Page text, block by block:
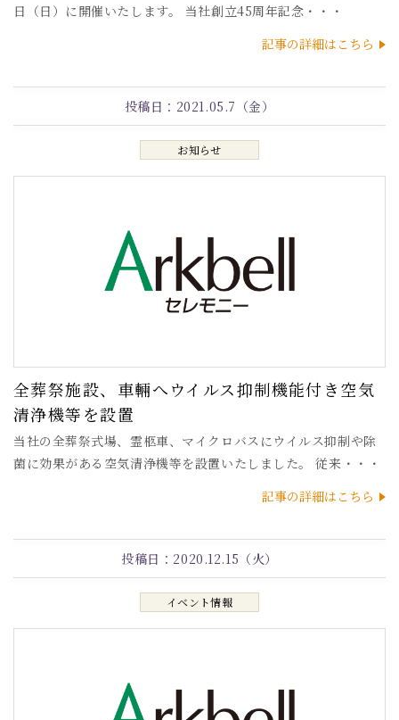
日（日）に開催いたします。 当社創立45周年記念・・・
記事の詳細はこちら
お知らせ
投稿日： 2021.05.7（金）
全葬祭施設、車輛へウイルス抑制機能付き空気
清浄機等を設置
当社の全葬祭式場、霊柩車、マイクロバスにウイルス抑制や除
菌に効果がある空気清浄機等を設置いたしました。 従来・・・
記事の詳細はこちら
イベント情報
投稿日： 2020.12.15（火）